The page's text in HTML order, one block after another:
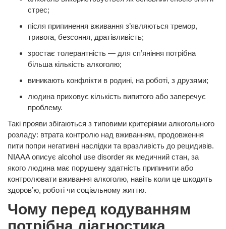
стрес;
після припинення вживання з’являються тремор,
тривога, безсоння, дратівливість;
зростає толерантність — для сп’яніння потрібна
більша кількість алкоголю;
виникають конфлікти в родині, на роботі, з друзями;
людина приховує кількість випитого або заперечує
проблему.
Такі прояви збігаються з типовими критеріями алкогольного
розладу: втрата контролю над вживанням, продовження
пити попри негативні наслідки та вразливість до рецидивів.
NIAAA описує alcohol use disorder як медичний стан, за
якого людина має порушену здатність припинити або
контролювати вживання алкоголю, навіть коли це шкодить
здоров’ю, роботі чи соціальному життю.
Чому перед кодуванням